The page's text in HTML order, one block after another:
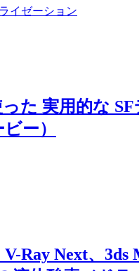
イゼーション
た 実用的な
ー）
Ray Next、3ds